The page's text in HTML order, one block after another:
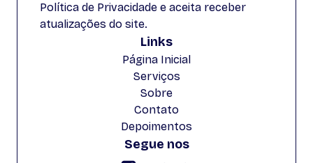
Política de Privacidade e aceita receber
atualizações do site.
Links
Página Inicial
Serviços
Sobre
Contato
Depoimentos
Segue nos